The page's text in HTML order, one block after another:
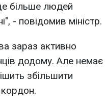
більше людей
- повідомив міністр.
зараз активно
додому. Але немає
збільшити
кордон.